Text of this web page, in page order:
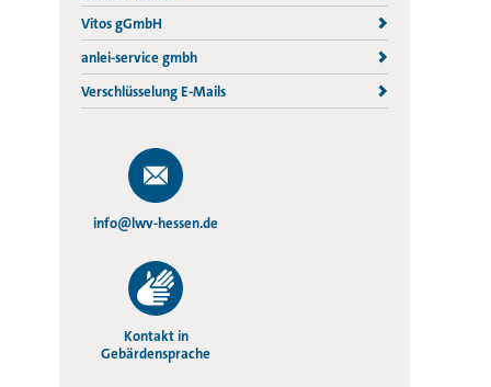
Vitos gGmbH
anlei-service gmbh
Verschlüsselung E-Mails
info@lwv-hessen.de
Kontakt in
Gebärdensprache